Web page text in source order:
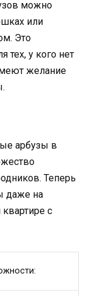
можно
или
Это
тех, у кого нет
желание
арбузы в
Теперь
даже на
с